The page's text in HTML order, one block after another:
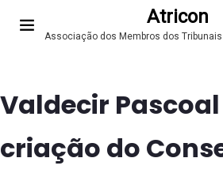
Atricon
Associação dos Membros dos Tribunais
Valdecir
criação do